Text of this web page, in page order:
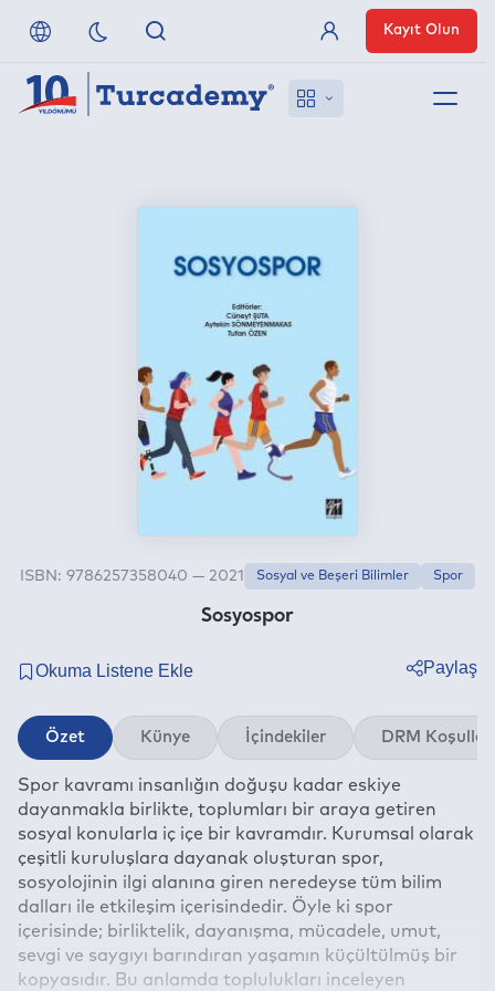
Anlaşmalı Yayınevleri
Üye Girişi
Kayıt Olun
Sosyospor
ISBN: 9786257358040 — 2021 Sosyal ve Beşeri Bilimler Spor
Paylaş
Twitter
Linkedin
Whatsapp
E-mail
Özet Künye İçindekiler DRM Koşulları
Spor kavramı insanlığın doğuşu kadar eskiye
dayanmakla birlikte, toplumları bir araya getiren
sosyal konularla iç içe bir kavramdır. Kurumsal olarak
çeşitli kuruluşlara dayanak oluşturan spor,
sosyolojinin ilgi alanına giren neredeyse tüm bilim
dalları ile etkileşim içerisindedir. Öyle ki spor
içerisinde; birliktelik, dayanışma, mücadele, umut,
sevgi ve saygıyı barındıran yaşamın küçültülmüş bir
kopyasıdır. Bu anlamda toplulukları inceleyen